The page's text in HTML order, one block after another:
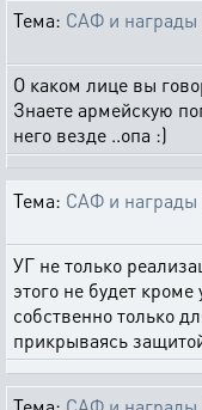
Тема: САФ и награды
О каком лице вы
Знаете армейскую
него везде ..опа :)
Тема: САФ и награды
УГ не только
этого не будет
собственно только
прикрываясь